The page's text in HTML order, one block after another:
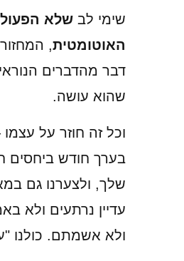
שימי לב שלא
האוטומטית,
דבר מהדברים
שהוא עושה.
וכל זה חוזר על
בערך חודש ביחסים
עדיין נרתעים ולא
ולא אשמתם. כולנו